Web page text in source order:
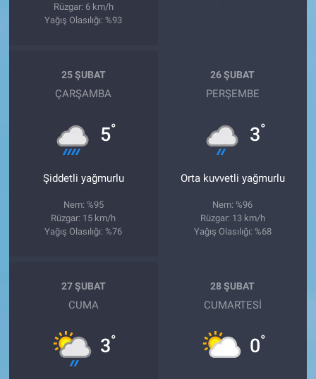
Rüzgar: 6 km/h
Yağış Olasılığı: %93
25 ŞUBAT
ÇARŞAMBA
5°
Şiddetli yağmurlu
Nem: %95
Rüzgar: 15 km/h
Yağış Olasılığı: %76
26 ŞUBAT
PERŞEMBE
3°
Orta kuvvetli yağmurlu
Nem: %96
Rüzgar: 13 km/h
Yağış Olasılığı: %68
27 ŞUBAT
CUMA
3°
28 ŞUBAT
CUMARTESI
0°